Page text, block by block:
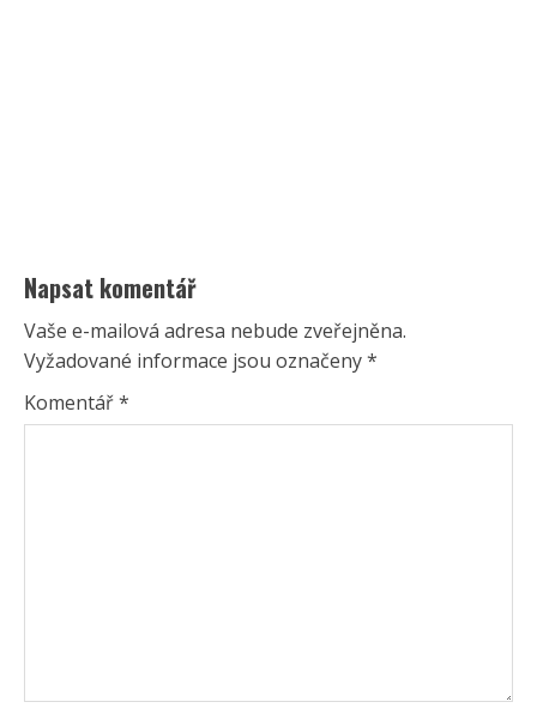
Napsat komentář
Vaše e-mailová adresa nebude zveřejněna.
Vyžadované informace jsou označeny*
Komentář*